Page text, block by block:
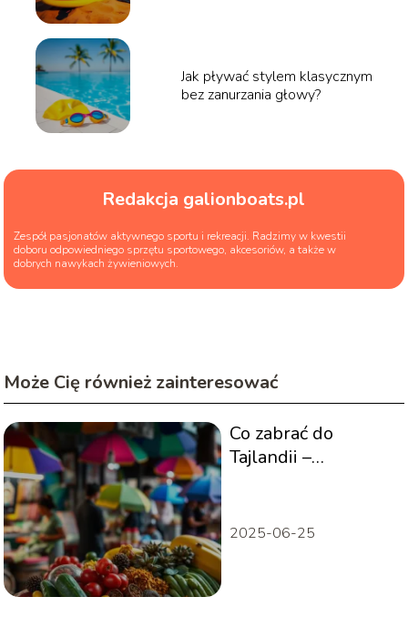
Jak pływać stylem klasycznym
bez zanurzania głowy?
Redakcja galionboats.pl
Zespół pasjonatów aktywnego sportu i rekreacji. Radzimy w kwestii
doboru odpowiedniego sprzętu sportowego, akcesoriów, a także w
dobrych nawykach żywieniowych.
Może Cię również zainteresować
Co zabrać do
Tajlandii –
2025-06-25